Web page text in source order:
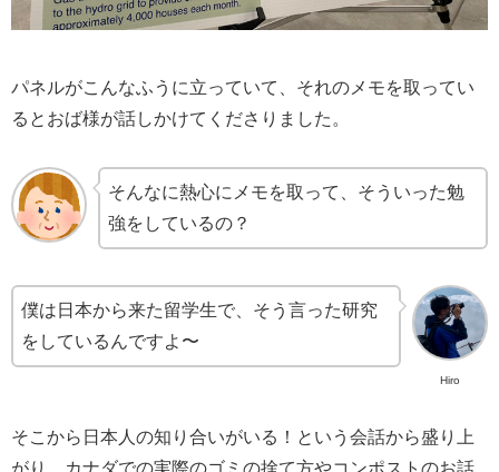
パネルがこんなふうに立っていて、それのメモを取ってい
るとおば様が話しかけてくださりました。
そんなに熱心にメモを取って、そういった勉
強をしているの？
Hiro
僕は日本から来た留学生で、そう言った研究
をしているんですよ〜
そこから日本人の知り合いがいる！という会話から盛り上